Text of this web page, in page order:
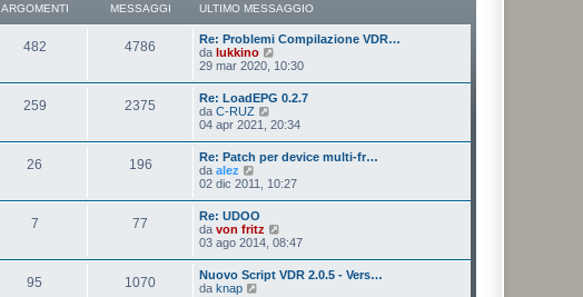
o
m
e
s
g
o
l
t
i
m
o
m
e
s
s
g
o
ARGOMENTI MESSAGGI ULTIMO MESSAGGIO
482 4786
Re: Problemi Compilazione VDR…
da lukkino
e
i
u
l
t
i
m
m
e
s
a
g
g
i
29 mar 2020, 10:30
259 2375
Re: LoadEPG 0.2.7
da C-RUZ
e
u
l
t
i
o
m
e
s
s
04 apr 2021, 20:34
26 196
Re: Patch per device multi-fr…
da alez
e
i
u
l
t
i
m
o
02 dic 2011, 10:27
7 77
Re: UDOO
da von fritz
e
i
u
l
03 ago 2014, 08:47
95 1070
Nuovo Script VDR 2.0.5 - Vers…
da knap